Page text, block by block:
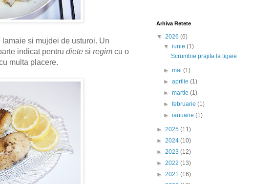
si mujdei de usturoi. Un
indicat pentru diete si regim cu o
multa placere.
Arhiva Retete
▼ 2026 (6)
▼iunie(1)
Scrumbie prajita la tigaie
►mai(1)
►aprilie(1)
►martie(1)
►februarie(1)
►ianuarie(1)
► 2025 (11)
► 2024 (10)
► 2023 (12)
► 2022 (13)
► 2021 (16)